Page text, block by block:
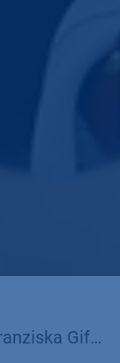
Biel besuchen KNAUER